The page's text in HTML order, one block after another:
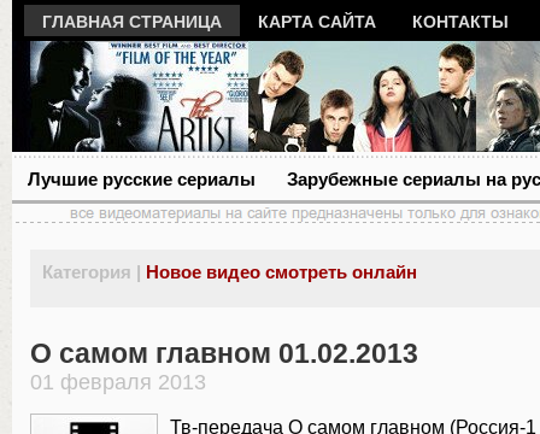
ГЛАВНАЯ СТРАНИЦА КАРТА САЙТА КОНТАКТЫ
Лучшие русские сериалы Зарубежные сериалы на
Категория | Новое видео смотреть онлайн
О самом главном 01.02.2013
01 февраля 2013
Тв-передача О самом главном (Россия-